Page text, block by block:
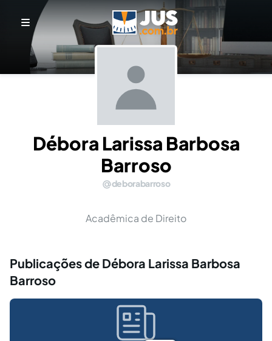
Débora Larissa Barbosa
Barroso
deborabarroso
Acadêmica de Direito
Publicações de Débora Larissa Barbosa
Barroso